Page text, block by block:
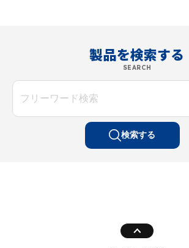
製品を検索する
SEARCH
検索する